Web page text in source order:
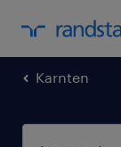
Karnten